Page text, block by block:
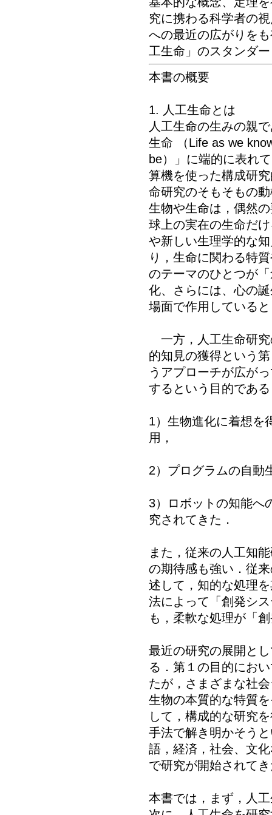
究に携わる科学者の
への最近の広がりを
工生命」のスタンダ
本書の概要
1. 人工生命とは
人工生命の生みの親
生命 （Life as we
be）」に端的に表れ
算機を使った構成研
命研究のそもそもの
生物や生命は，偶然
球上の実在の生命だ
や新しい生理学的な
り，生命に関わる特
のテーマのひとつが
化、さらには、心の
場面で作用している
一方，人工生命研究
的知見の獲得という
うアプローチが広が
するという目的であ
1）生物進化に着想を
用，
2）プログラムの自動
3）ロボットの知能へ
究されてきた．
また，従来の人工知
の期待感も強い．従
述して，知的な処理
法によって「創発シ
も，柔軟な処理が「
最近の研究の展開と
る．第１の目的にお
たが，さまざまな社
生物の本質的な特質
して，構成的な研究
手法で解き明かそう
語，経済，社会、文
で研究が開始されて
本書では，まず，人